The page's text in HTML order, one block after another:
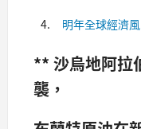
明年全球經濟
** 沙烏地阿拉
襲，